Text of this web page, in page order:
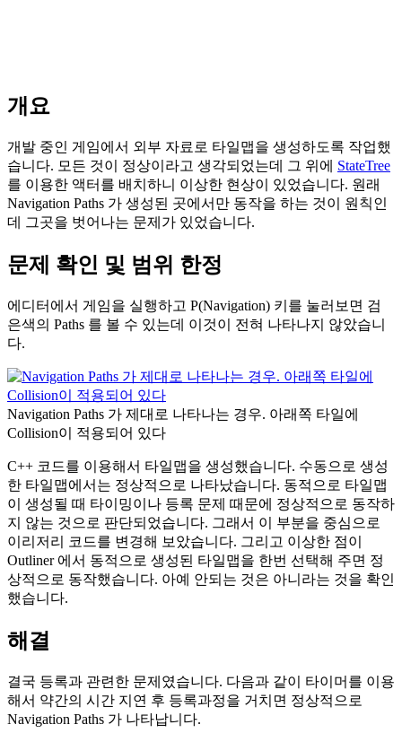
개요
개발 중인 게임에서 외부 자료로 타일맵을 생성하도록 작업했
습니다. 모든 것이 정상이라고 생각되었는데 그 위에 StateTree
를 이용한 액터를 배치하니 이상한 현상이 있었습니다. 원래
Navigation Paths 가 생성된 곳에서만 동작을 하는 것이 원칙인
데 그곳을 벗어나는 문제가 있었습니다.
문제 확인 및 범위 한정
에디터에서 게임을 실행하고 P(Navigation) 키를 눌러보면 검
은색의 Paths 를 볼 수 있는데 이것이 전혀 나타나지 않았습니
다.
Navigation Paths 가 제대로 나타나는 경우. 아래쪽 타일에
Collision이 적용되어 있다
C++ 코드를 이용해서 타일맵을 생성했습니다. 수동으로 생성
한 타일맵에서는 정상적으로 나타났습니다. 동적으로 타일맵
이 생성될 때 타이밍이나 등록 문제 때문에 정상적으로 동작하
지 않는 것으로 판단되었습니다. 그래서 이 부분을 중심으로
이리저리 코드를 변경해 보았습니다. 그리고 이상한 점이
Outliner 에서 동적으로 생성된 타일맵을 한번 선택해 주면 정
상적으로 동작했습니다. 아예 안되는 것은 아니라는 것을 확인
했습니다.
해결
결국 등록과 관련한 문제였습니다. 다음과 같이 타이머를 이용
해서 약간의 시간 지연 후 등록과정을 거치면 정상적으로
Navigation Paths 가 나타납니다.